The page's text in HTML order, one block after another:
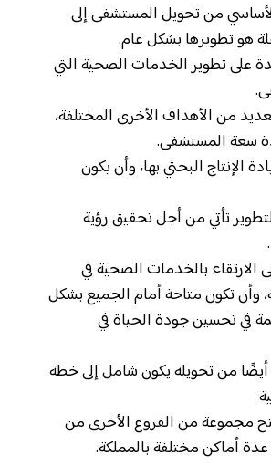
من تحويل المستشفى إلى
هو تطويرها بشكل عام.
على تطوير الخدمات الصحية التي
من الأهداف الأخرى المختلفة،
سعة المستشفى.
الإنتاج البحثي بها، وأن يكون
تأتي من أجل تحقيق رؤية
الارتقاء بالخدمات الصحية في
وأن تكون متاحة أمام الجميع بشكل
في تحسين جودة الحياة في
من تحويله يكون شامل إلى خطة
مجموعة من الفروع الأخرى من
أماكن مختلفة بالمملكة.